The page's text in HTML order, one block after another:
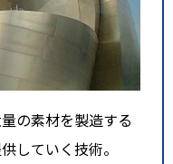
の素材を製造する
していく技術。